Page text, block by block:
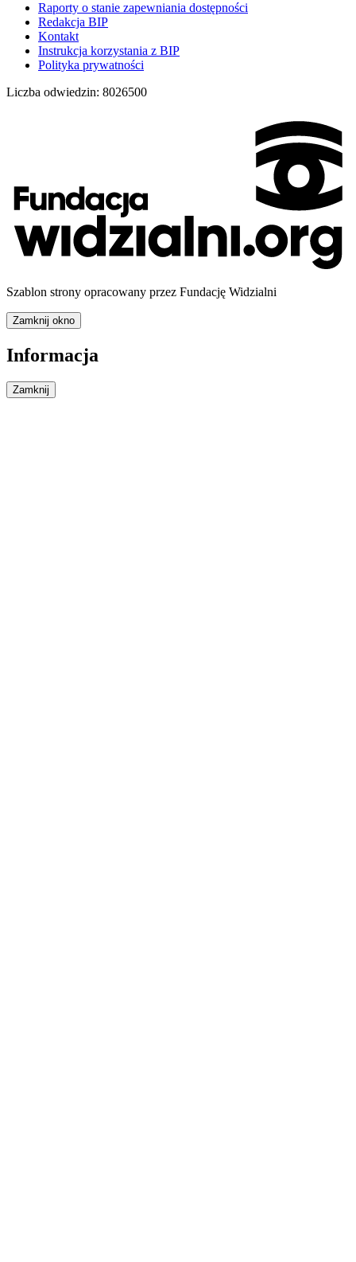
Raporty o stanie zapewniania dostępności
Redakcja BIP
Kontakt
Instrukcja korzystania z BIP
Polityka prywatności
Liczba odwiedzin: 8026500
Szablon strony opracowany przez Fundację Widzialni
Zamknij okno
Informacja
Zamknij